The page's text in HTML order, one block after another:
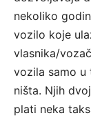
nekoliko
vozilo koje
vlasnika/
vozila samo u
ništa. Njih
plati neka